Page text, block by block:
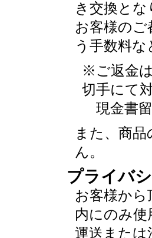
き交換と
お客様のご
う手数料
※ご返金
切手にて
現金書
また、商
ん。
プライバ
お客様か
内にのみ
運送または